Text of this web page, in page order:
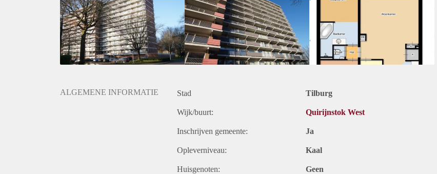
Huisdieren toegestaan: Afhankelijk van de Eigenaar
Huurtoeslag grens: Nee
Geschikt voor studenten: Afhankelijk van de Eigenaar
ALGEMENE INFORMATIE Stad Tilburg
Wijk/buurt: Quirijnstok West
Inschrijven gemeente: Ja
Opleverniveau: Kaal
Huisgenoten: Geen